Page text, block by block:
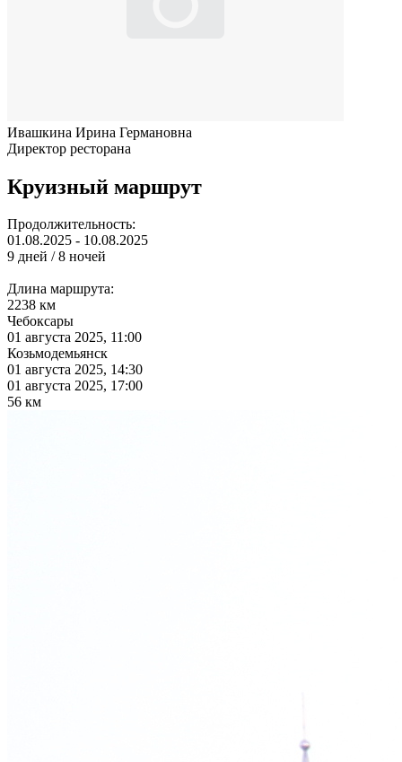
Ивашкина Ирина Германовна
Директор ресторана
Круизный маршрут
Продолжительность:
01.08.2025 - 10.08.2025
9 дней / 8 ночей
Длина маршрута:
2238 км
Чебоксары
01 августа 2025, 11:00
Козьмодемьянск
01 августа 2025, 14:30
01 августа 2025, 17:00
56 км